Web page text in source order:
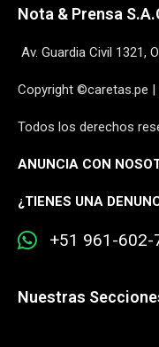
Nota & Prensa
Av. Guardia Civil 1321,
Copyright ©caretas.pe |
Todos los derechos
ANUNCIA CON
¿TIENES UNA
+51 961-602-
Nuestras